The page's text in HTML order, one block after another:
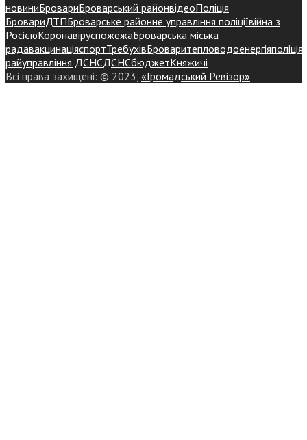
новиниБровариБроварський районвідеоПоліція
БровариДТПБроварське районне управління поліціївійна з
РосієюКоронавіруспожежаБроварська міська
радавакцинаціяспортТребухівБроваритепловодоенергіяполіція
райуправління ДСНСДСНСбюджетКняжичі
Всі права захищені: © 2023, «Громадський Ревізор»